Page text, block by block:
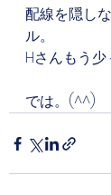
配線を隠し
ル。
Hさんもう少
では。(^^)